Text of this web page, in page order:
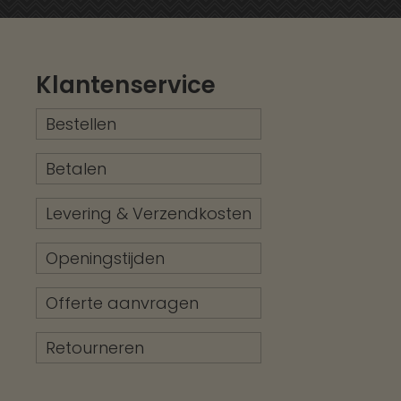
Klantenservice
Bestellen
Betalen
Levering & Verzendkosten
Openingstijden
Offerte aanvragen
Retourneren